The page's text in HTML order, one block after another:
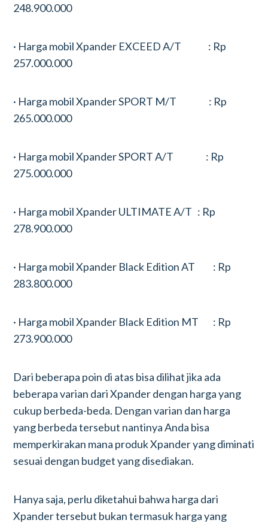
248.900.000
· Harga mobil Xpander EXCEED A/T : Rp
257.000.000
· Harga mobil Xpander SPORT M/T : Rp
265.000.000
· Harga mobil Xpander SPORT A/T : Rp
275.000.000
· Harga mobil Xpander ULTIMATE A/T : Rp
278.900.000
· Harga mobil Xpander Black Edition AT : Rp
283.800.000
· Harga mobil Xpander Black Edition MT : Rp
273.900.000
Dari beberapa poin di atas bisa dilihat jika ada
beberapa varian dari Xpander dengan harga yang
cukup berbeda-beda. Dengan varian dan harga
yang berbeda tersebut nantinya Anda bisa
memperkirakan mana produk Xpander yang diminati
sesuai dengan budget yang disediakan.
Hanya saja, perlu diketahui bahwa harga dari
Xpander tersebut bukan termasuk harga yang